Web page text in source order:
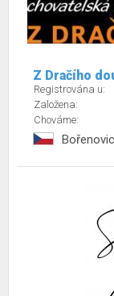
Z Dračího
Registrována u:
Založena:
Chováme: